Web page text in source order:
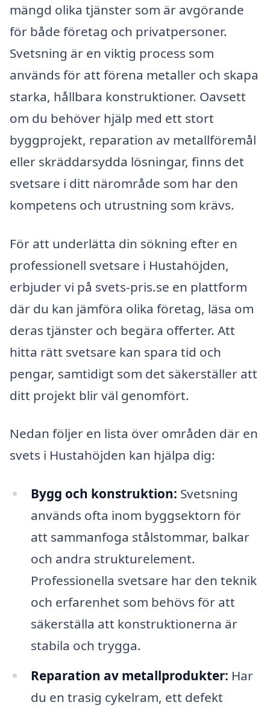
mängd olika tjänster som är avgörande
för både företag och privatpersoner.
Svetsning är en viktig process som
används för att förena metaller och skapa
starka, hållbara konstruktioner. Oavsett
om du behöver hjälp med ett stort
byggprojekt, reparation av metallföremål
eller skräddarsydda lösningar, finns det
svetsare i ditt närområde som har den
kompetens och utrustning som krävs.
För att underlätta din sökning efter en
professionell svetsare i Hustahöjden,
erbjuder vi på svets-pris.se en plattform
där du kan jämföra olika företag, läsa om
deras tjänster och begära offerter. Att
hitta rätt svetsare kan spara tid och
pengar, samtidigt som det säkerställer att
ditt projekt blir väl genomfört.
Nedan följer en lista över områden där en
svets i Hustahöjden kan hjälpa dig:
Bygg och konstruktion: Svetsning
används ofta inom byggsektorn för
att sammanfoga stålstommar, balkar
och andra strukturelement.
Professionella svetsare har den teknik
och erfarenhet som behövs för att
säkerställa att konstruktionerna är
stabila och trygga.
Reparation av metallprodukter: Har
du en trasig cykelram, ett defekt